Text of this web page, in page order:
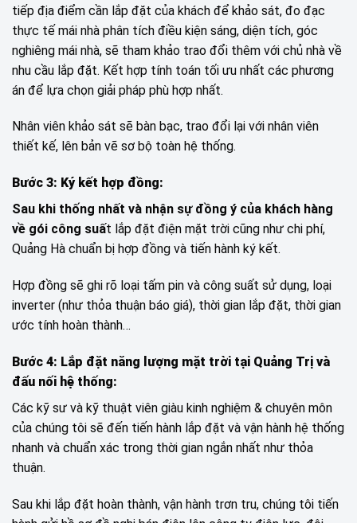
tiếp địa điểm cần lắp đặt của khách để khảo sát, đo đạc
thực tế mái nhà phân tích điều kiện sáng, diện tích, góc
nghiêng mái nhà, sẽ tham khảo trao đổi thêm với chủ nhà về
nhu cầu lắp đặt. Kết hợp tính toán tối ưu nhất các phương
án để lựa chọn giải pháp phù hợp nhất.
Nhân viên khảo sát sẽ bàn bạc, trao đổi lại với nhân viên
thiết kế, lên bản vẽ sơ bộ toàn hệ thống.
Bước 3: Ký kết hợp đồng:
Sau khi thống nhất và nhận sự đồng ý của khách hàng
về gói công suất lắp đặt điện mặt trời cũng như chi phí,
Quảng Hà chuẩn bị hợp đồng và tiến hành ký kết.
Hợp đồng sẽ ghi rõ loại tấm pin và công suất sử dụng, loại
inverter (như thỏa thuận báo giá), thời gian lắp đặt, thời gian
ước tính hoàn thành…
Bước 4: Lắp đặt năng lượng mặt trời tại Quảng Trị và
đấu nối hệ thống:
Các kỹ sư và kỹ thuật viên giàu kinh nghiệm & chuyên môn
của chúng tôi sẽ đến tiến hành lắp đặt và vận hành hệ thống
nhanh và chuẩn xác trong thời gian ngắn nhất như thỏa
thuận.
Sau khi lắp đặt hoàn thành, vận hành trơn tru, chúng tôi tiến